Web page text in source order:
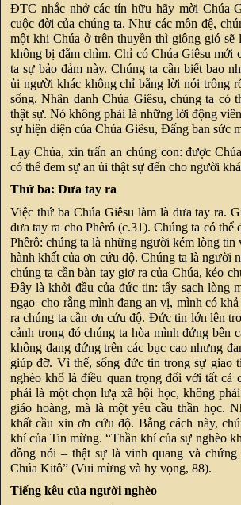
ĐTC nhắc nhở các tín hữu hãy mời Chúa
cuộc đời của chúng ta. Như các môn đệ,
một khi Chúa ở trên thuyền thì giông gió sẽ
không bị đắm chìm. Chỉ có Chúa Giêsu mới
ta sự bảo đảm này. Chúng ta cần biết bao
ủi người khác không chỉ bằng lời nói trống
sống. Nhân danh Chúa Giêsu, chúng ta có
thật sự. Nó không phải là những lời động
sự hiện diện của Chúa Giêsu, Đấng ban sức
Lạy Chúa, xin trấn an chúng con: được
có thể đem sự an ủi thật sự đến cho người
Thứ ba: Đưa tay ra
Việc thứ ba Chúa Giêsu làm là đưa tay ra.
đưa tay ra cho Phêrô (c.31). Chúng ta có thể
Phêrô: chúng ta là những người kém lòng tin
hành khất của ơn cứu độ. Chúng ta là người
chúng ta cần bàn tay giơ ra của Chúa, kéo
Đây là khởi đầu của đức tin: tẩy sạch lòng
ngạo cho rằng mình đang an vị, mình có
ra chúng ta cần ơn cứu độ. Đức tin lớn lên
cảnh trong đó chúng ta hòa mình đứng bên
không đang đứng trên các bục cao nhưng
giúp đỡ. Vì thế, sống đức tin trong sự giao
nghèo khổ là điều quan trọng đối với tất cả
phải là một chọn lưạ xã hội học, không
giáo hoàng, mà là một yêu cầu thần học.
khất cầu xin ơn cứu độ. Bằng cách này,
khí của Tin mừng. “Thần khí của sự nghèo
đồng nói – thật sự là vinh quang và chứng
Chúa Kitô” (Vui mừng và hy vọng, 88).
Tiếng kêu của người nghèo